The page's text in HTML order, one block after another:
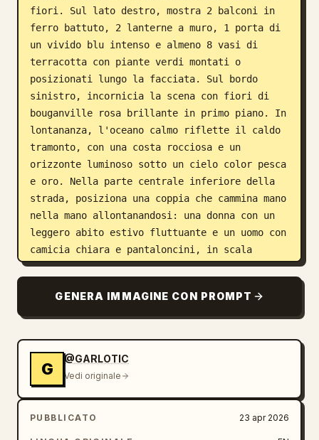
fiori. Sul lato destro, mostra 2 balconi in
ferro battuto, 2 lanterne a muro, 1 porta di
un vivido blu intenso e almeno 8 vasi di
terracotta con piante verdi montati o
posizionati lungo la facciata. Sul bordo
sinistro, incornicia la scena con fiori di
bouganville rosa brillante in primo piano. In
lontananza, l'oceano calmo riflette il caldo
tramonto, con una costa rocciosa e un
orizzonte luminoso sotto un cielo color pesca
e oro. Nella parte centrale inferiore della
strada, posiziona una coppia che cammina mano
nella mano allontanandosi: una donna con un
leggero abito estivo fluttuante e un uomo con
camicia chiara e pantaloncini, in scala
ridotta per enfatizzare l'ambiente. La
verticale, lussuosa, serena, cinematografica
e aspirazionale, con una calda luce solare
risplendere le pareti bianche. Aggiungi
un'elegante tipografia in sovrimpressione in
alto a sinistra con un raffinato carattere
serif, color marrone caldo: la riga grande
recita España,
, sotto in corsivo serif
recita
siempre en mi corazón.
GENERA IMMAGINE CON PROMPT
G
@GARLOTIC
Vedi originale
PUBBLICATO 23 apr 2026